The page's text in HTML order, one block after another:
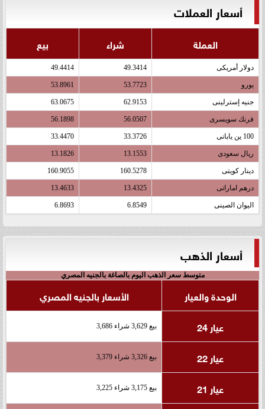
أسعار العملات
العملة شراء بيع
دولار أمريكى 49.3414
49.4414
يورو 53.7723
53.8961
جنيه إسترلينى 62.9153
63.0675
فرنك سويسرى 56.0507
56.1898
100 ين يابانى 33.3726
33.4470
ريال سعودى 13.1553
13.1826
دينار كويتى 160.5278
160.9055
درهم اماراتى 13.4325
13.4633
اليوان الصينى 6.8549
6.8693
أسعار الذهب
متوسط سعر الذهب اليوم بالصاغة بالجنيه المصري
الوحدة والعيار
الأسعار بالجنيه المصري
عيار 24
بيع 3,629 شراء 3,686
عيار 22 بيع 3,326 شراء 3,379
عيار 21 بيع 3,175 شراء 3,225